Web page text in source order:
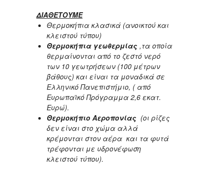
ΔΙΑΘΕΤΟΥΜΕ
Θερμοκήπια κλασικά (ανοικτού και
κλειστού τύπου)
Θερμοκήπια γεωθερμίας ,τα οποία
θερμαίνονται από το ζεστό νερό
των 10 γεωτρήσεων (100 μέτρων
βάθους) και είναι τα μοναδικά σε
Ελληνικό Πανεπιστήμιο, ( από
Ευρωπαϊκό Πρόγραμμα 2,6 εκατ.
Ευρώ).
Θερμοκήπιο Αεροπονίας (οι ρίζες
δεν είναι στο χώμα αλλά
κρέμονται στον αέρα και τα φυτά
τρέφονται με υδρονέφωση
κλειστού τύπου).